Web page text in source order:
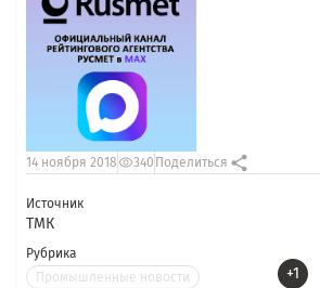
Источник
ТМК
Рубрика
Промышленные новости
+1
14 ноября 2018 340 Поделиться